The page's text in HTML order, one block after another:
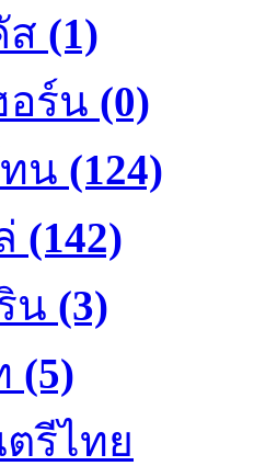
ส (1)
อร์น (0)
น (124)
(142)
น (3)
(5)
รีไทย